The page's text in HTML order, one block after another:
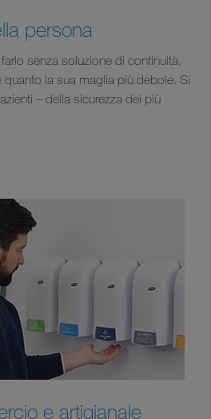
persona
senza soluzione di continuità,
quanto la sua maglia più debole. Si
– della sicurezza dei più
e artigianale